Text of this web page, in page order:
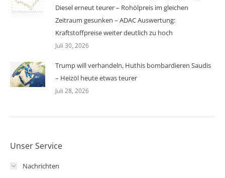
Diesel erneut teurer – Rohölpreis im gleichen
Zeitraum gesunken – ADAC Auswertung:
Kraftstoffpreise weiter deutlich zu hoch
Juli 30, 2026
Trump will verhandeln, Huthis bombardieren Saudis
– Heizöl heute etwas teurer
Juli 28, 2026
Unser Service
Nachrichten